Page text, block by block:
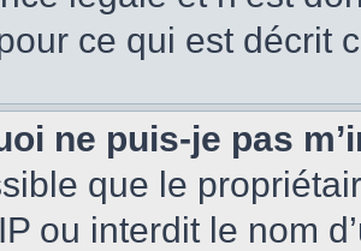
ce qui est décrit
ne puis-je pas
que le
ou interdit le nom